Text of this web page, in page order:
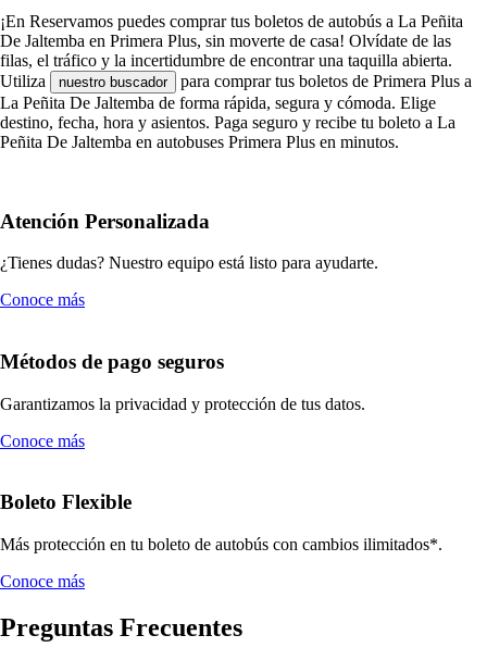
¡En Reservamos puedes comprar tus boletos de autobús a La Peñita
De Jaltemba en Primera Plus, sin moverte de casa! Olvídate de las
filas, el tráfico y la incertidumbre de encontrar una taquilla abierta.
Utiliza
nuestro buscador
para comprar tus boletos de Primera Plus a
La Peñita De Jaltemba de forma rápida, segura y cómoda. Elige
destino, fecha, hora y asientos. Paga seguro y recibe tu boleto a La
Peñita De Jaltemba en autobuses Primera Plus en minutos.
Atención Personalizada
¿Tienes dudas? Nuestro equipo está listo para ayudarte.
Conoce más
Métodos de pago seguros
Garantizamos la privacidad y protección de tus datos.
Conoce más
Boleto Flexible
Más protección en tu boleto de autobús con cambios ilimitados*.
Conoce más
Preguntas Frecuentes